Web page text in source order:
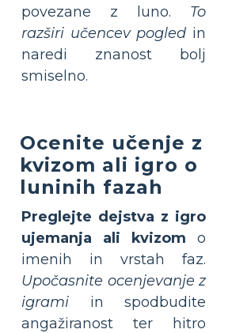
povezane z luno. To
razširi učencev pogled in
naredi znanost bolj
smiselno.
Ocenite učenje z
kvizom ali igro o
luninih fazah
Preglejte dejstva z igro
ujemanja ali kvizom o
imenih in vrstah faz.
Upočasnite ocenjevanje z
igrami in spodbudite
angažiranost ter hitro